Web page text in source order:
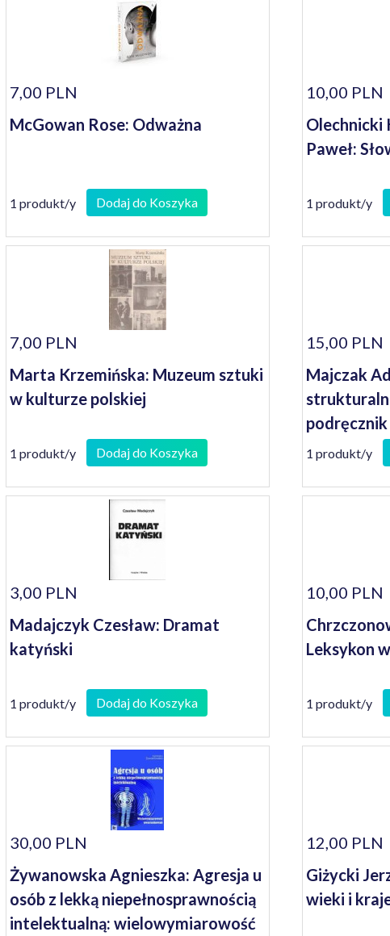
7,00 PLN
McGowan Rose: Odważna
1 produkt/y Dodaj do Koszyka
10,00 PLN
Olechnicki
Paweł:
1 produkt/y
7,00 PLN
Marta Krzemińska: Muzeum sztuki
w kulturze polskiej
1 produkt/y Dodaj do Koszyka
15,00 PLN
Majczak
technik
1 produkt/y
3,00 PLN
Madajczyk Czesław: Dramat
katyński
1 produkt/y Dodaj do Koszyka
10,00 PLN
Leksykon
1 produkt/y
30,00 PLN
Żywanowska Agnieszka: Agresja u
osób z lekką niepełnosprawnością
intelektualną: wielowymiarowość
12,00 PLN
Giżycki
wieki i